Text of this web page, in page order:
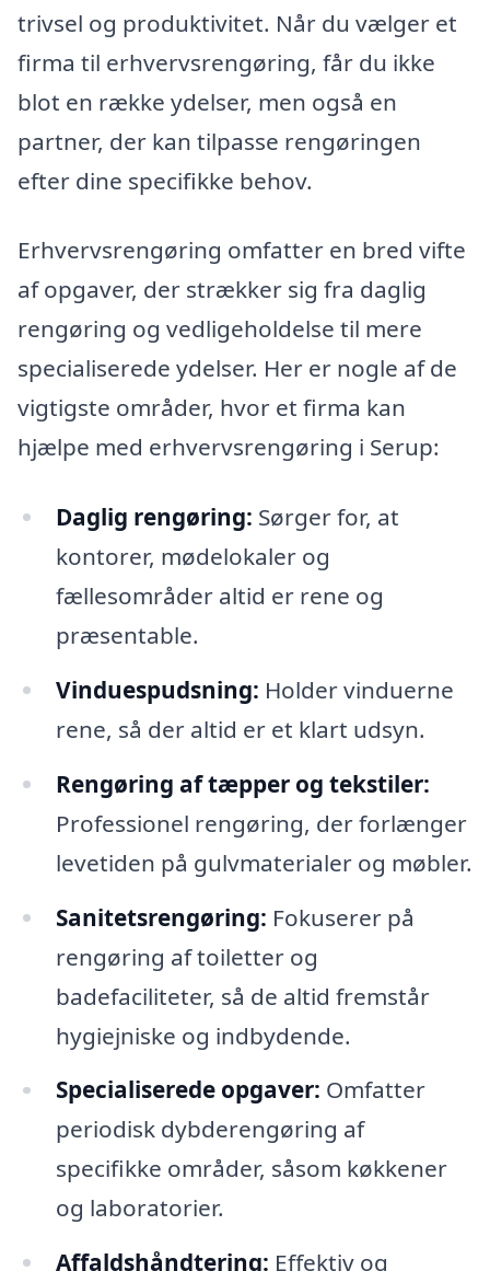
trivsel og produktivitet. Når du vælger et
firma til erhvervsrengøring, får du ikke
blot en række ydelser, men også en
partner, der kan tilpasse rengøringen
efter dine specifikke behov.
Erhvervsrengøring omfatter en bred vifte
af opgaver, der strækker sig fra daglig
rengøring og vedligeholdelse til mere
specialiserede ydelser. Her er nogle af de
vigtigste områder, hvor et firma kan
hjælpe med erhvervsrengøring i Serup:
Daglig rengøring: Sørger for, at
kontorer, mødelokaler og
fællesområder altid er rene og
præsentable.
Vinduespudsning: Holder vinduerne
rene, så der altid er et klart udsyn.
Rengøring af tæpper og tekstiler:
Professionel rengøring, der forlænger
levetiden på gulvmaterialer og møbler.
Sanitetsrengøring: Fokuserer på
rengøring af toiletter og
badefaciliteter, så de altid fremstår
hygiejniske og indbydende.
Specialiserede opgaver: Omfatter
periodisk dybderengøring af
specifikke områder, såsom køkkener
og laboratorier.
Affaldshåndtering: Effektiv og